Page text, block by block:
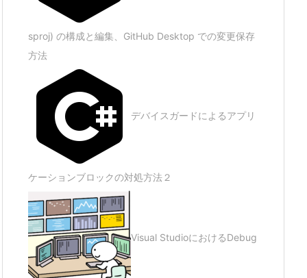
sproj) の構成と編集、GitHub Desktop での変更保存
方法
デバイスガードによるアプリ
ケーションブロックの対処方法２
Visual StudioにおけるDebug